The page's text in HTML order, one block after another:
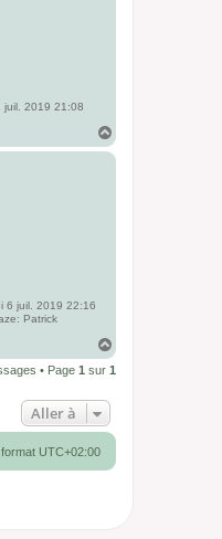
juil. 2019 21:08
u
6 juil. 2019 22:16
Patrick
u
• Page 1 sur 1
Aller à
UTC+02:00